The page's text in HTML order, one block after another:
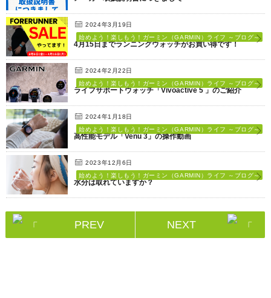
2024年3月19日
始めよう！楽しもう！ガーミン（GARMIN）ライフ ～ブログ～
4月15日までランニングウォッチがお買い得です！
2024年2月22日
始めよう！楽しもう！ガーミン（GARMIN）ライフ ～ブログ～
ライフサポートウォッチ「Vivoactive 5 」のご紹介
2024年1月18日
始めよう！楽しもう！ガーミン（GARMIN）ライフ ～ブログ～
高性能モデル「Venu 3」の操作動画
2023年12月6日
始めよう！楽しもう！ガーミン（GARMIN）ライフ ～ブログ～
水分は取れていますか？
PREV NEXT